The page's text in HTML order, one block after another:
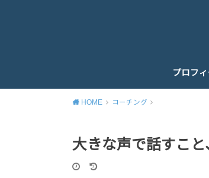
プロフ
HOME コーチング
大きな声で話すこ